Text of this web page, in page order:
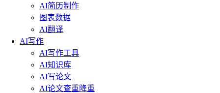
AI简历制作
图表数据
AI翻译
AI写作
AI写作工具
AI知识库
AI写论文
AI论文查重降重